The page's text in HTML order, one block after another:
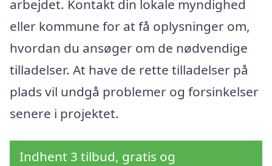
arbejdet. Kontakt din lokale myndighed
eller kommune for at få oplysninger om,
hvordan du ansøger om de nødvendige
tilladelser. At have de rette tilladelser på
plads vil undgå problemer og forsinkelser
senere i projektet.
Indhent 3 tilbud, gratis og